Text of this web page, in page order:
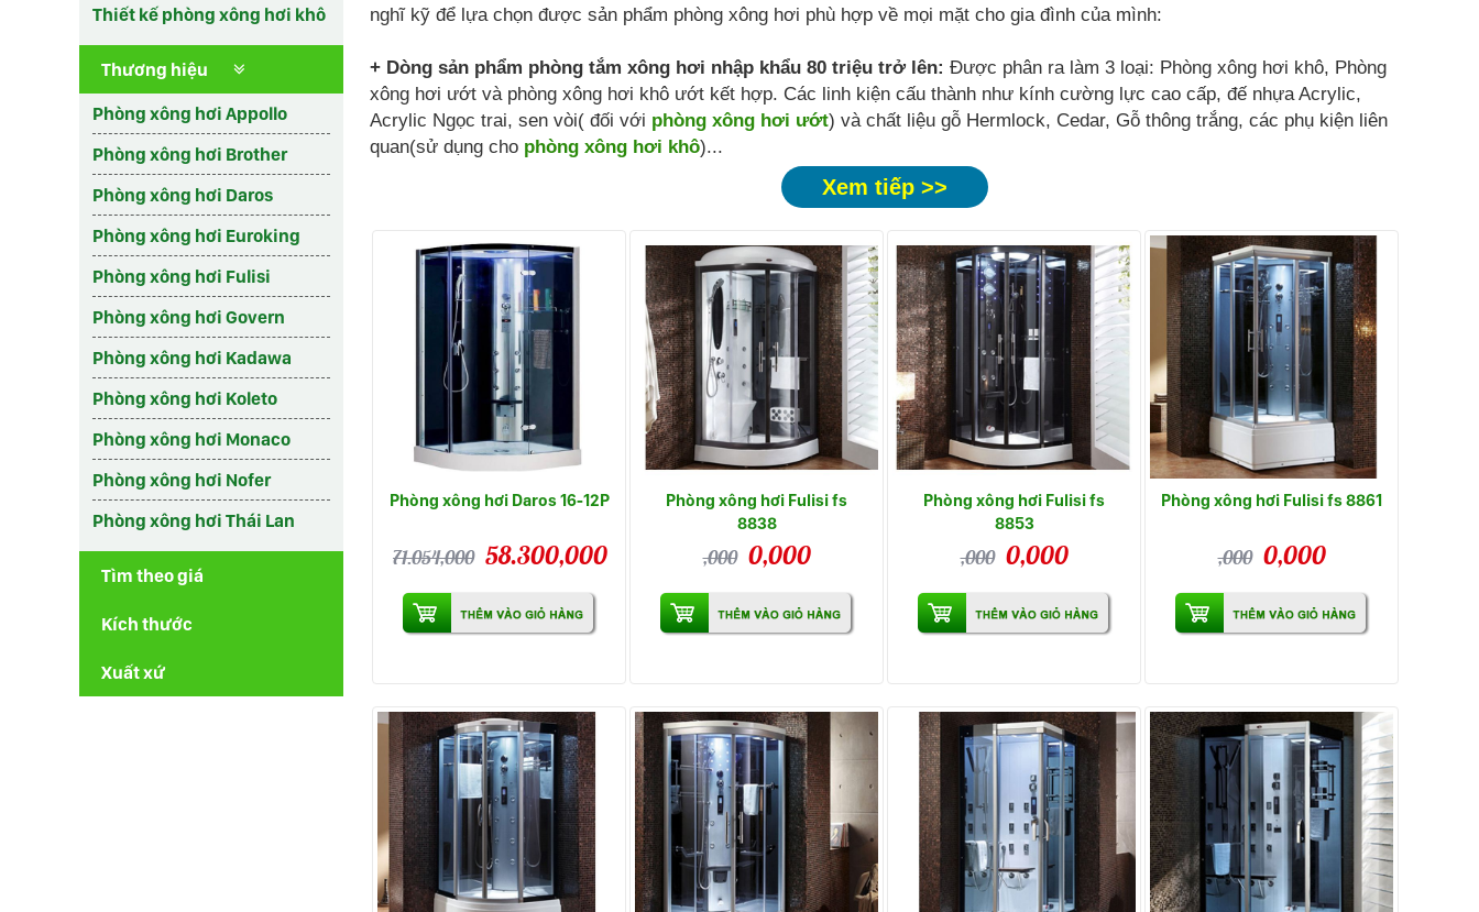
Thiết kế phòng xông hơi khô
Thương hiệu
Phòng xông hơi Appollo
Phòng xông hơi Brother
Phòng xông hơi Daros
Phòng xông hơi Euroking
Phòng xông hơi Fulisi
Phòng xông hơi Govern
Phòng xông hơi Kadawa
Phòng xông hơi Koleto
Phòng xông hơi Monaco
Phòng xông hơi Nofer
Phòng xông hơi Thái Lan
Tìm theo giá
Kích thước
Xuất xứ
nghĩ kỹ để lựa chọn được sản phẩm phòng xông hơi phù hợp về mọi mặt cho gia đình của mình:
+ Dòng sản phẩm phòng tắm xông hơi nhập khẩu 80 triệu trở lên: Được phân ra làm 3 loại: Phòng xông hơi khô, Phòng
xông hơi ướt và phòng xông hơi khô ướt kết hợp. Các linh kiện cấu thành như kính cường lực cao cấp, đế nhựa Acrylic,
Acrylic Ngọc trai, sen vòi( đối với phòng xông hơi ướt) và chất liệu gỗ Hermlock, Cedar, Gỗ thông trắng, các phụ kiện liên
quan(sử dụng cho phòng xông hơi khô)...
Xem tiếp >>
Phòng xông hơi Daros 16-12P
71.054,000 58.300,000
Phòng xông hơi Fulisi fs
8838
,000 0,000
Phòng xông hơi Fulisi fs
8853
,000 0,000
Phòng xông hơi Fulisi fs 8861
,000 0,000